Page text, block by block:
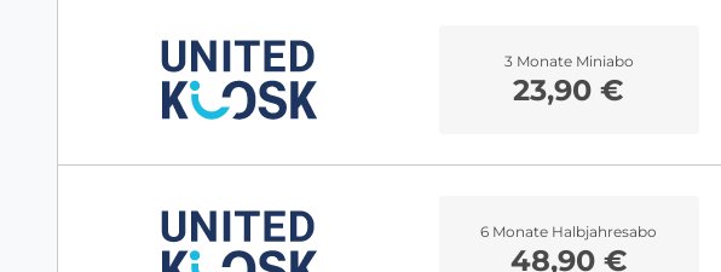
3 Monate Miniabo
23,90 €
6 Monate Halbjahresabo
48,90 €